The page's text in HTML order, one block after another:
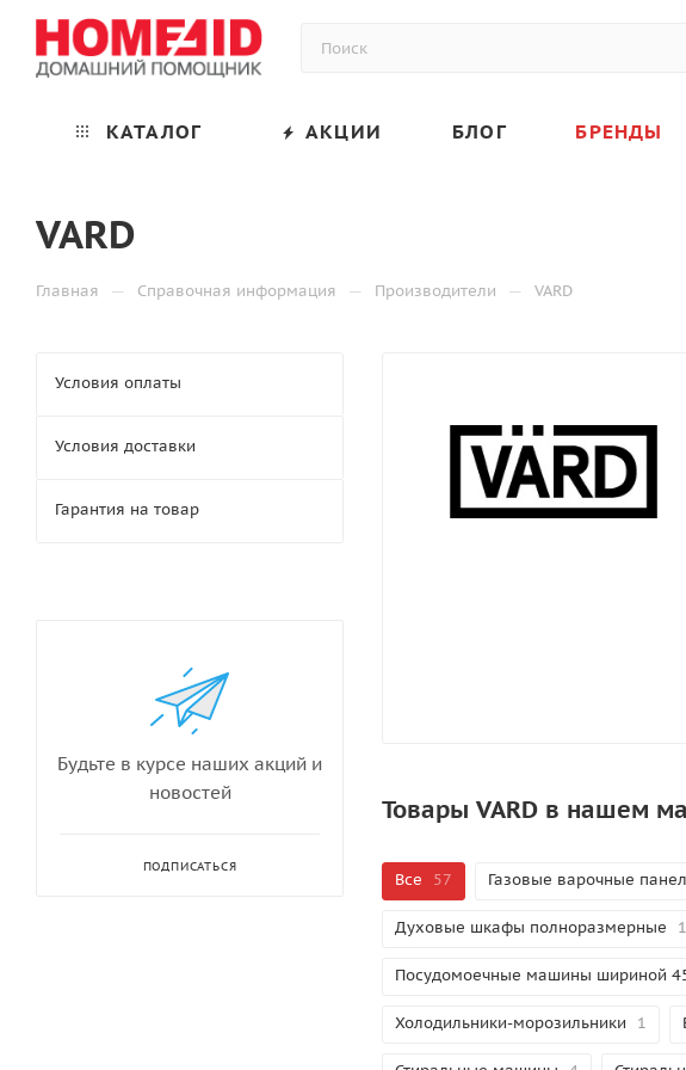
КАТАЛОГ АКЦИИ БЛОГ БРЕНДЫ
VARD
Главная — Справочная информация — Производители — VARD
Товары VARD в нашем
Все 57 Газовые варочные
Духовые шкафы полноразмерные
Посудомоечные машины шириной
Холодильники-морозильники 1
Условия оплаты
Условия доставки
Гарантия на товар
Будьте в курсе наших акций и
новостей
ПОДПИСАТЬСЯ